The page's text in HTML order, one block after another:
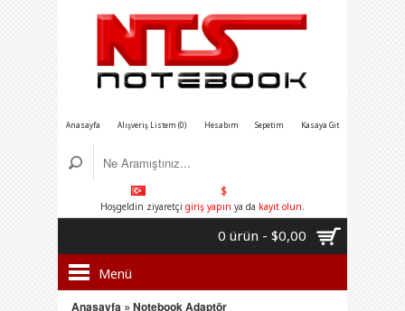
Anasayfa Alışveriş Listem (0) Hesabım Sepetim Kasaya Git
$
Hoşgeldin ziyaretçi giriş yapın ya da kayıt olun.
0 ürün - $0,00
Menü
Anasayfa »Notebook Adaptör